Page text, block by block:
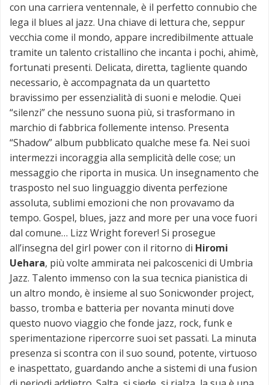
con una carriera ventennale, è il perfetto connubio che
lega il blues al jazz. Una chiave di lettura che, seppur
vecchia come il mondo, appare incredibilmente attuale
tramite un talento cristallino che incanta i pochi, ahimè,
fortunati presenti. Delicata, diretta, tagliente quando
necessario, è accompagnata da un quartetto
bravissimo per essenzialità di suoni e melodie. Quei
“silenzi” che nessuno suona più, si trasformano in
marchio di fabbrica follemente intenso. Presenta
“Shadow” album pubblicato qualche mese fa. Nei suoi
intermezzi incoraggia alla semplicità delle cose; un
messaggio che riporta in musica. Un insegnamento che
trasposto nel suo linguaggio diventa perfezione
assoluta, sublimi emozioni che non provavamo da
tempo. Gospel, blues, jazz and more per una voce fuori
dal comune… Lizz Wright forever! Si prosegue
all’insegna del girl power con il ritorno di Hiromi
Uehara, più volte ammirata nei palcoscenici di Umbria
Jazz. Talento immenso con la sua tecnica pianistica di
un altro mondo, è insieme al suo Sonicwonder project,
basso, tromba e batteria per novanta minuti dove
questo nuovo viaggio che fonde jazz, rock, funk e
sperimentazione ripercorre suoi set passati. La minuta
presenza si scontra con il suo sound, potente, virtuoso
e inaspettato, guardando anche a sistemi di una fusion